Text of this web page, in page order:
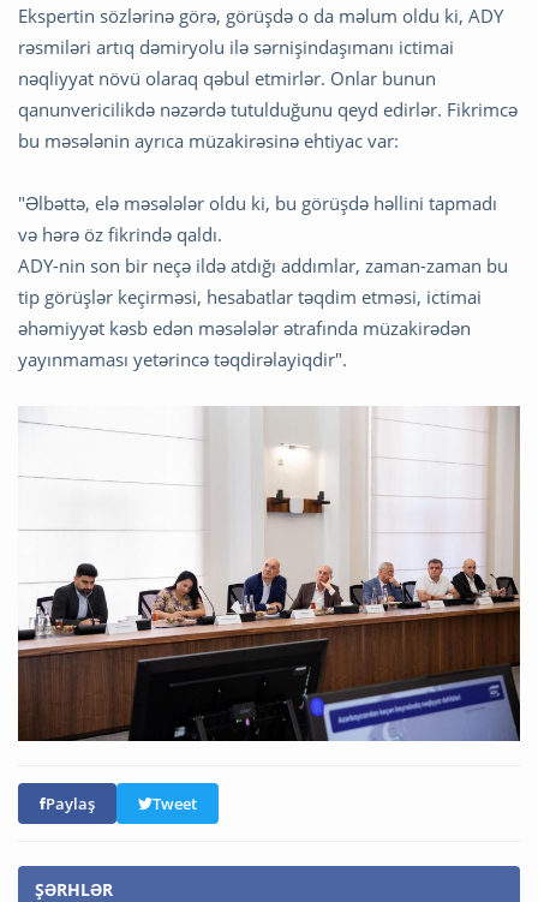
Ekspertin sözlərinə görə, görüşdə o da məlum oldu ki, ADY
rəsmiləri artıq dəmiryolu ilə sərnişindaşımanı ictimai
nəqliyyat növü olaraq qəbul etmirlər. Onlar bunun
qanunvericilikdə nəzərdə tutulduğunu qeyd edirlər. Fikrimcə
bu məsələnin ayrıca müzakirəsinə ehtiyac var:
"Əlbəttə, elə məsələlər oldu ki, bu görüşdə həllini tapmadı
və hərə öz fikrində qaldı.
ADY-nin son bir neçə ildə atdığı addımlar, zaman-zaman bu
tip görüşlər keçirməsi, hesabatlar təqdim etməsi, ictimai
əhəmiyyət kəsb edən məsələlər ətrafında müzakirədən
yayınmaması yetərincə təqdirəlayiqdir".
Paylaş Tweet
ŞƏRHLƏR